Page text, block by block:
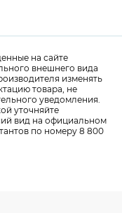
на сайте
внешнего вида
изменять
товара, не
уведомления.
уточняйте
вид на официальном
по номеру 8 800